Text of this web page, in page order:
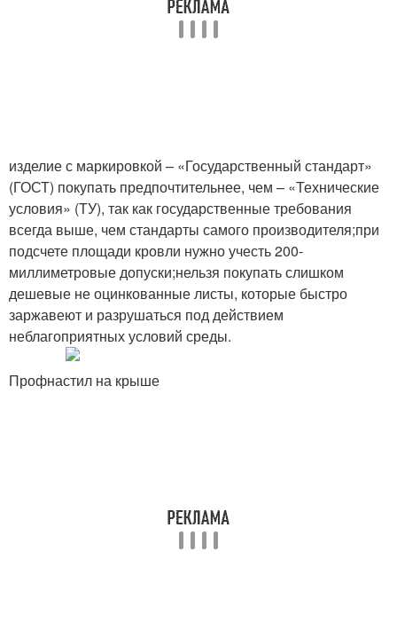
изделие с маркировкой – «Государственный стандарт»
(ГОСТ) покупать предпочтительнее, чем – «Технические
условия» (ТУ), так как государственные требования
всегда выше, чем стандарты самого производителя;при
подсчете площади кровли нужно учесть 200-
миллиметровые допуски;нельзя покупать слишком
дешевые не оцинкованные листы, которые быстро
заржавеют и разрушаться под действием
неблагоприятных условий среды.
Профнастил на крыше